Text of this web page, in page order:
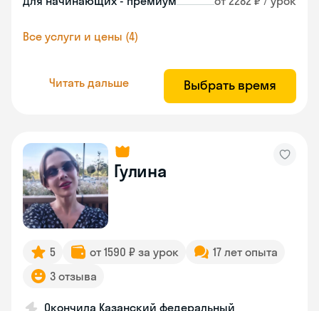
Все услуги и цены (4)
Читать дальше Выбрать время
Гулина
5 от 1590 ₽ за урок
17 лет опыта
3 отзыва
Окончила Казанский федеральный